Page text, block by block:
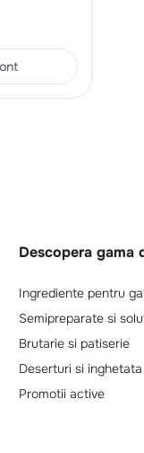
Descopera gama
Ingrediente pentru
Semipreparate si
Brutarie si patiserie
Deserturi si inghetata
Promotii active